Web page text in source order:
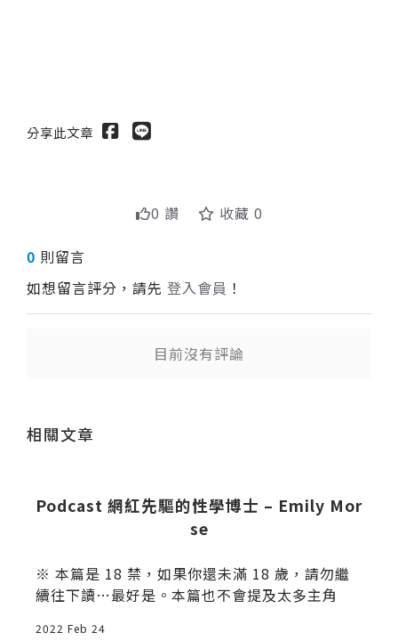
分享此文章
0 讚 收藏 0
0 則留言
如想留言評分，請先 登入會員 ！
目前沒有評論
相關文章
Podcast 網紅先驅的性學博士 – Emily Mor
se
※ 本篇是 18 禁，如果你還未滿 18 歲，請勿繼
續往下讀…最好是。本篇也不會提及太多主角
2022 Feb 24